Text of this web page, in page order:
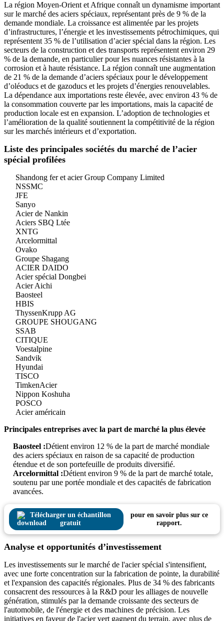
La région Moyen-Orient et Afrique connaît un dynamisme important
sur le marché des aciers spéciaux, représentant près de 9 % de la
demande mondiale. La croissance est alimentée par les projets
d’infrastructures, l’énergie et les investissements pétrochimiques, qui
représentent 35 % de l’utilisation d’acier spécial dans la région. Les
secteurs de la construction et des transports représentent environ 29
% de la demande, en particulier pour les nuances résistantes à la
corrosion et à haute résistance. La région connaît une augmentation
de 21 % de la demande d’aciers spéciaux pour le développement
d’oléoducs et de gazoducs et les projets d’énergies renouvelables.
La dépendance aux importations reste élevée, avec environ 43 % de
la consommation couverte par les importations, mais la capacité de
production locale est en expansion. L’adoption de technologies et
l’amélioration de la qualité soutiennent la compétitivité de la région
sur les marchés intérieurs et d’exportation.
Liste des principales sociétés du marché de l’acier
spécial profilées
Shandong fer et acier Group Company Limited
NSSMC
JFE
Sanyo
Acier de Nankin
Aciers SBQ Ltée
XNTG
Arcelormittal
Ovako
Groupe Shagang
ACIER DAIDO
Acier spécial Dongbei
Acier Aichi
Baosteel
HBIS
ThyssenKrupp AG
GROUPE SHOUGANG
SSAB
CITIQUE
Voestalpine
Sandvik
Hyundai
TISCO
TimkenAcier
Nippon Koshuha
POSCO
Acier américain
Principales entreprises avec la part de marché la plus élevée
Baosteel :Détient environ 12 % de la part de marché mondiale
des aciers spéciaux en raison de sa capacité de production
étendue et de son portefeuille de produits diversifié.
Arcelormittal :Détient environ 9 % de la part de marché totale,
soutenu par une portée mondiale et des capacités de fabrication
avancées.
Télécharger un échantillon
gratuit
pour en savoir plus sur ce
rapport.
Analyse et opportunités d’investissement
Les investissements sur le marché de l'acier spécial s'intensifient,
avec une forte concentration sur la fabrication de pointe, la durabilité
et l'expansion des capacités régionales. Plus de 34 % des fabricants
consacrent des ressources à la R&D pour les alliages de nouvelle
génération, stimulés par la demande croissante des secteurs de
l'automobile, de l'énergie et des machines de précision. Les
initiatives en faveur de l'acier vert gagnent du terrain, avec plus de